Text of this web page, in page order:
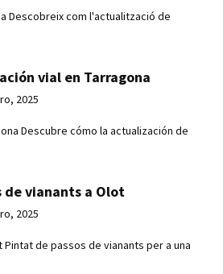
Descobreix com l'actualització de
vial en Tarragona
2025
Descubre cómo la actualización de
de vianants a Olot
2025
Pintat de passos de vianants per a una